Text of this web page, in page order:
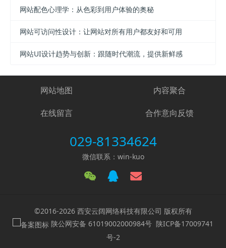
网站配色心理学：从色彩到用户体验的奥秘
网站可访问性设计：让网站对所有用户都友好和可用
网站UI设计趋势与创新：跟随时代潮流，提供新鲜感
网站地图 内容聚合
在线留言 合作意向反馈
029-81334624
微信联系：win-kuo
©2016-2026 西安云阔网络科技有限公司 版权所有
陕公网安备 61019002000984号 陕ICP备17009741
号-2